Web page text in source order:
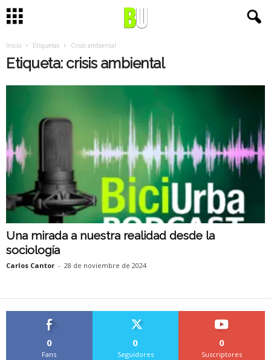
Inicio Etiquetas Crisis ambiental
Etiqueta: crisis ambiental
Una mirada a nuestra realidad desde la
sociología
Carlos Cantor - 28 de noviembre de 2024
0
Fans
0
Seguidores
0
Suscriptores